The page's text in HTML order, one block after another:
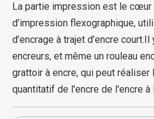
La partie impression est le cœur
d’impression flexographique,
d’encrage à trajet d’encre
encreurs, et même un rouleau
grattoir à encre, qui peut
quantitatif de l'encre de l'encre à